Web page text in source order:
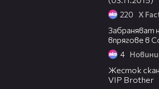
220 X
Забраняват
впрягове в
4
Жесток
VIP Brother